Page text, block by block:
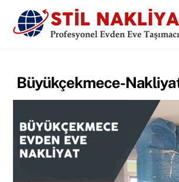
content
Büyükçekmece-